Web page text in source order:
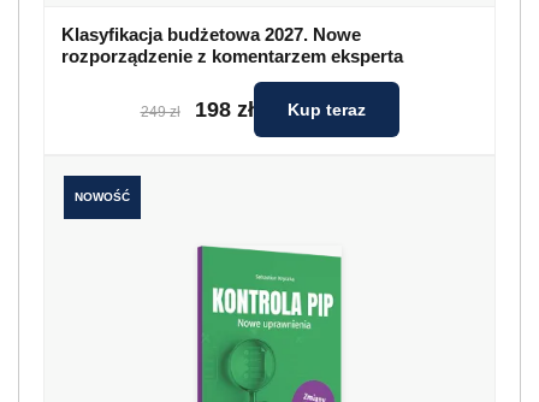
Klasyfikacja budżetowa 2027. Nowe
rozporządzenie z komentarzem eksperta
249 zł 198 zł Kup teraz
NOWOŚĆ